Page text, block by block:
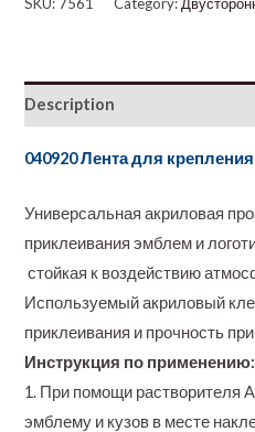
Description
040920 Лента для
Универсальная акриловая
приклеивания эмблем и
стойкая к воздействию
Используемый акриловый
приклеивания и прочность
Инструкция по применению:
1. При помощи растворителя
эмблему и кузов в месте